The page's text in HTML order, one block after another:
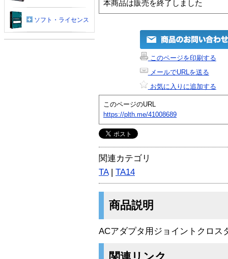
本商品は販売を終了しました
このページを印刷する
メールでURLを送る
お気に入りに追加する
このページのURL
https://plth.me/41008689
関連カテゴリ
TA| TA14
商品説明
ACアダプタ用ジョイントクロス
ソフト・ライセンス